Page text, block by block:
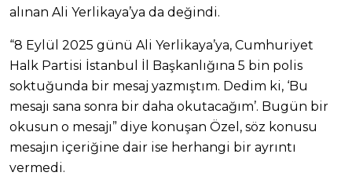
alınan Ali Yerlikaya’ya da değindi.
“8 Eylül 2025 günü Ali Yerlikaya’ya, Cumhuriyet
Halk Partisi İstanbul İl Başkanlığına 5 bin polis
soktuğunda bir mesaj yazmıştım. Dedim ki, ‘Bu
mesajı sana sonra bir daha okutacağım’. Bugün bir
okusun o mesajı” diye konuşan Özel, söz konusu
mesajın içeriğine dair ise herhangi bir ayrıntı
vermedi.